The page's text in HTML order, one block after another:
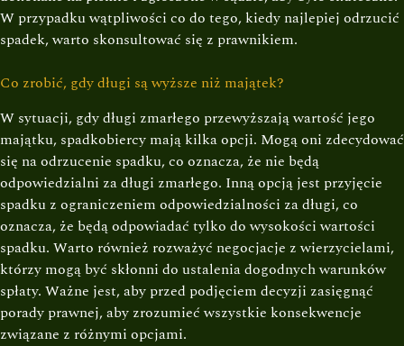
W przypadku wątpliwości co do tego, kiedy najlepiej odrzucić
spadek, warto skonsultować się z prawnikiem.
Co zrobić, gdy długi są wyższe niż majątek?
W sytuacji, gdy długi zmarłego przewyższają wartość jego
majątku, spadkobiercy mają kilka opcji. Mogą oni zdecydować
się na odrzucenie spadku, co oznacza, że nie będą
odpowiedzialni za długi zmarłego. Inną opcją jest przyjęcie
spadku z ograniczeniem odpowiedzialności za długi, co
oznacza, że będą odpowiadać tylko do wysokości wartości
spadku. Warto również rozważyć negocjacje z wierzycielami,
którzy mogą być skłonni do ustalenia dogodnych warunków
spłaty. Ważne jest, aby przed podjęciem decyzji zasięgnąć
porady prawnej, aby zrozumieć wszystkie konsekwencje
związane z różnymi opcjami.